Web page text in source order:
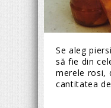
Se aleg
să fie din
merele rosi,
cantitatea